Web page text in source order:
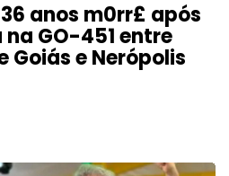
anos m0rr£ após
GO-451 entre
Goiás e Nerópolis